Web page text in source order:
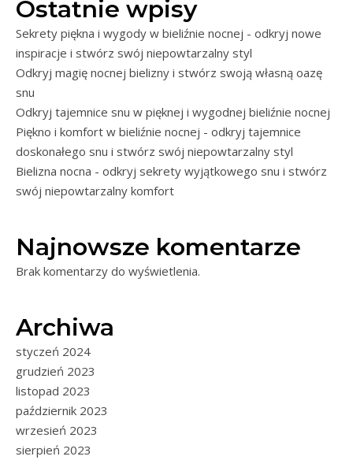
Ostatnie wpisy
Sekrety piękna i wygody w bieliźnie nocnej - odkryj nowe
inspiracje i stwórz swój niepowtarzalny styl
Odkryj magię nocnej bielizny i stwórz swoją własną oazę
snu
Odkryj tajemnice snu w pięknej i wygodnej bieliźnie nocnej
Piękno i komfort w bieliźnie nocnej - odkryj tajemnice
doskonałego snu i stwórz swój niepowtarzalny styl
Bielizna nocna - odkryj sekrety wyjątkowego snu i stwórz
swój niepowtarzalny komfort
Najnowsze komentarze
Brak komentarzy do wyświetlenia.
Archiwa
styczeń 2024
grudzień 2023
listopad 2023
październik 2023
wrzesień 2023
sierpień 2023